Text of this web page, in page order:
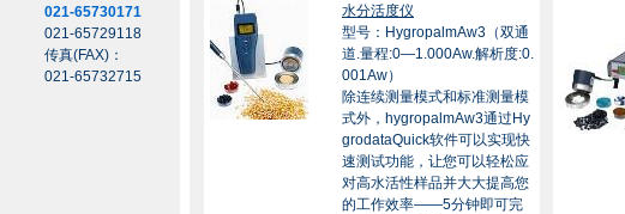
021-65730171
021-65729118
传真(FAX)：
021-65732715
水分活度仪
型号：HygropalmAw3（双通
道.量程:0—1.000Aw.解析度:0.
001Aw）
除连续测量模式和标准测量模
式外，hygropalmAw3通过Hy
grodataQuick软件可以实现快
速测试功能，让您可以轻松应
对高水活性样品并大大提高您
的工作效率——5分钟即可完